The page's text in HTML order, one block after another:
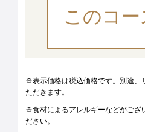
このコ
※表示価格は税込価格です。別途、
ただきます。
※食材によるアレルギーなどがござ
ださい。